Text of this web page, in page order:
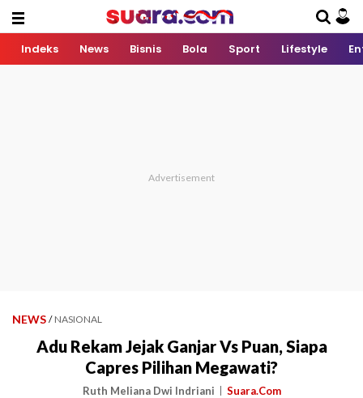
Indeks News Bisnis Bola Sport Lifestyle
NEWS / NASIONAL
Adu Rekam Jejak Ganjar Vs Puan, Siapa
Capres Pilihan Megawati?
Ruth Meliana Dwi Indriani Suara.Com